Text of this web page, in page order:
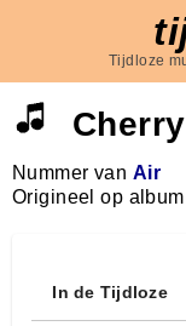
Tijdloze
Nummer van Air
Origineel op album
In de Tijdloze